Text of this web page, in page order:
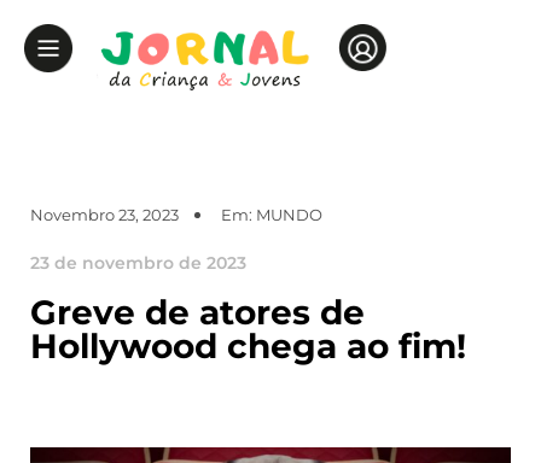
Novembro 23, 2023 Em: MUNDO
23 de novembro de 2023
Greve de atores de
Hollywood chega ao fim!